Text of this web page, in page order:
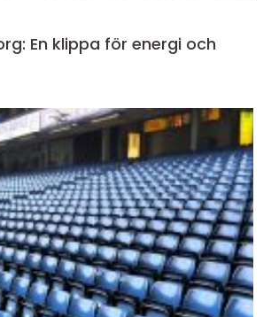
En klippa för energi och